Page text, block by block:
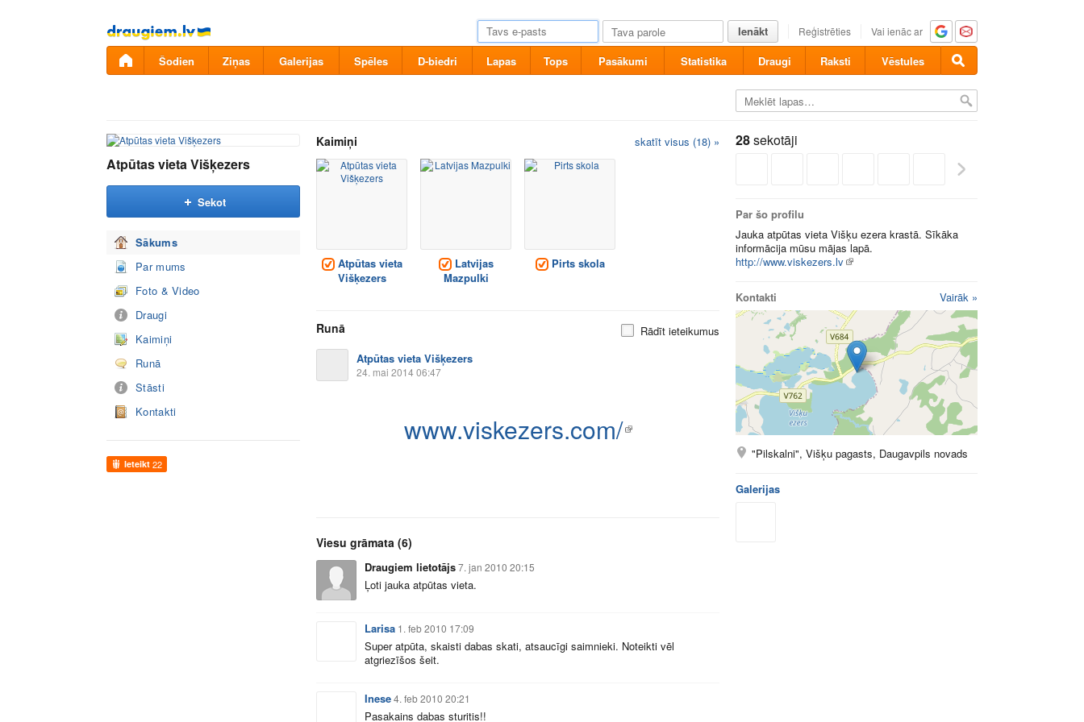
Pāriet
uz
saturu
Ienākt Reģistrēties Vai ienāc ar
Šodien Ziņas Galerijas Spēles D-biedri Lapas Tops Pasākumi Statistika Draugi Raksti Vēstules
Atpūtas vieta Višķezers
Sekot
Sākums
Par mums
Foto & Video
Draugi
Kaimiņi
Runā
Stāsti
Kontakti
Ieteikt 22
Kaimiņi skatīt visus (18) »
Atpūtas vieta
Višķezers
Latvijas
Mazpulki
Pirts skola
Runā
Rādīt ieteikumus
Atpūtas vieta Višķezers
24. mai 2014 06:47
www.viskezers.com/
Viesu grāmata (6)
Draugiem lietotājs7. jan 2010 20:15
Ļoti jauka atpūtas vieta.
Larisa 1. feb 2010 17:09
Super atpūta, skaisti dabas skati, atsaucīgi saimnieki. Noteikti vēl
atgriezīšos šeit.
Inese4. feb 2010 20:21
Pasakains dabas sturitis!!
28sekotāji
Par šo profilu
Jauka atpūtas vieta Višķu ezera krastā. Sīkāka
informācija mūsu mājas lapā.
http://www.viskezers.lv
Kontakti Vairāk »
"Pilskalni", Višķu pagasts, Daugavpils novads
Galerijas